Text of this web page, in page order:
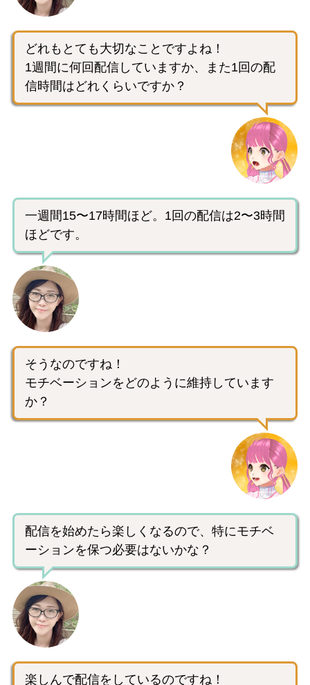
どれもとても大切なことですよね！
1週間に何回配信していますか、また1回の配
信時間はどれくらいですか？
一週間15〜17時間ほど。1回の配信は2〜3時間
ほどです。
そうなのですね！
モチベーションをどのように維持しています
か？
配信を始めたら楽しくなるので、特にモチベ
ーションを保つ必要はないかな？
楽しんで配信をしているのですね！